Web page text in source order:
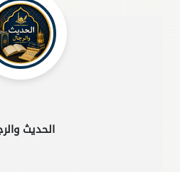
الحديث